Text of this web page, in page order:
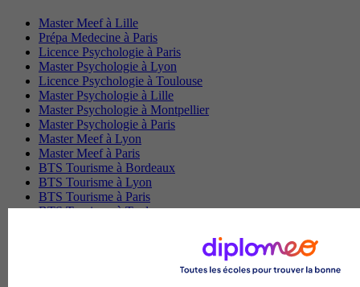
Master Meef à Lille
Prépa Medecine à Paris
Licence Psychologie à Paris
Master Psychologie à Lyon
Licence Psychologie à Toulouse
Master Psychologie à Lille
Master Psychologie à Montpellier
Master Psychologie à Paris
Master Meef à Lyon
Master Meef à Paris
BTS Tourisme à Bordeaux
BTS Tourisme à Lyon
BTS Tourisme à Paris
BTS Tourisme à Toulouse
BTS Communication à Bordeaux
Master Psychologie à Angers